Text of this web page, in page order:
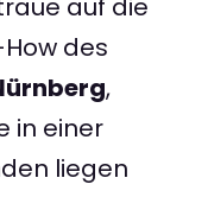
auf die
des
,
in einer
liegen